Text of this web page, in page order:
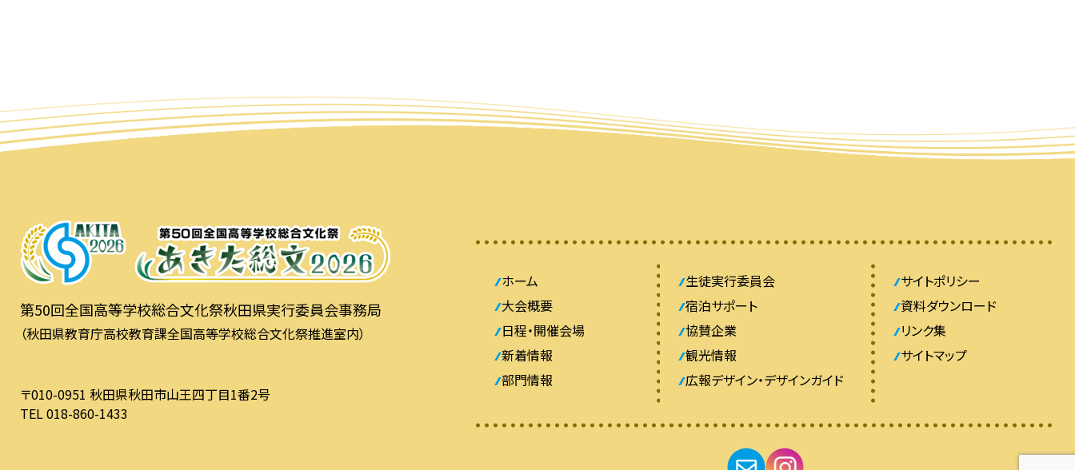
第50回全国高等学校総合文化祭秋田県実行委員会事務局
（秋田県教育庁高校教育課全国高等学校総合文化祭推進室内）
〒010-0951 秋田県秋田市山王四丁目1番2号
TEL 018-860-1433
ホーム
大会概要
日程・開催会場
新着情報
部門情報
生徒実行委員会
宿泊サポート
協賛企業
観光情報
広報デザイン・デザインガイド
サイトポリシー
資料ダウンロード
リンク集
サイトマップ